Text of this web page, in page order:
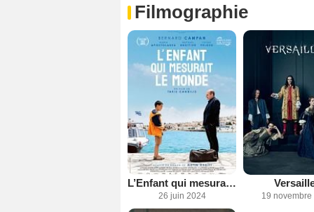
Filmographie
L’Enfant qui mesurait le monde
26 juin 2024 19 novembre